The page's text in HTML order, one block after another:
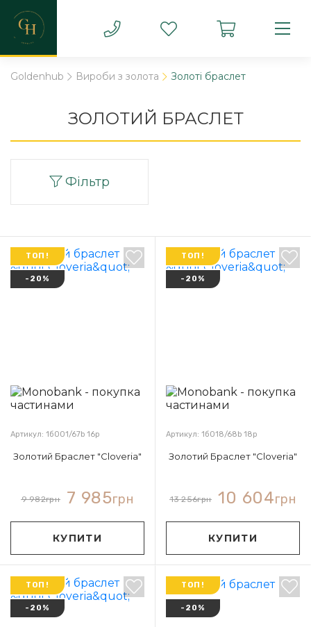
Goldenhub Вироби з золота Золоті браслет
ЗОЛОТИЙ БРАСЛЕТ
Фільтр
ТОП!
-20%
Артикул: 1б001/67b 16р
Золотий Браслет "Cloveria"
9 982грн 7 985грн
КУПИТИ
ТОП!
-20%
Артикул: 1б018/68b 18р
Золотий Браслет "Cloveria"
13 256грн 10 604грн
КУПИТИ
ТОП!
-20%
ТОП!
-20%